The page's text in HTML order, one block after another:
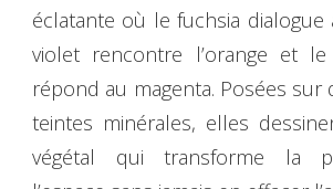
éclatante où le fuchsia dialogue
violet rencontre l’orange et
répond au magenta. Posées sur
teintes minérales, elles
végétal qui transforme la